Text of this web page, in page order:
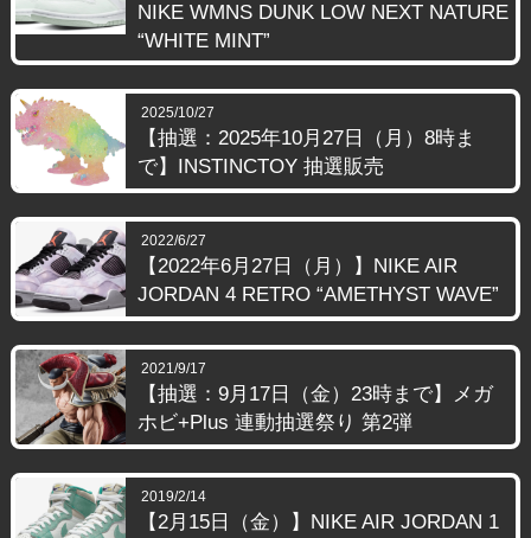
NIKE WMNS DUNK LOW NEXT NATURE
“WHITE MINT”
2025/10/27
【抽選：2025年10月27日（月）8時ま
で】INSTINCTOY 抽選販売
2022/6/27
【2022年6月27日（月）】NIKE AIR
JORDAN 4 RETRO “AMETHYST WAVE”
2021/9/17
【抽選：9月17日（金）23時まで】メガ
ホビ+Plus 連動抽選祭り 第2弾
2019/2/14
【2月15日（金）】NIKE AIR JORDAN 1